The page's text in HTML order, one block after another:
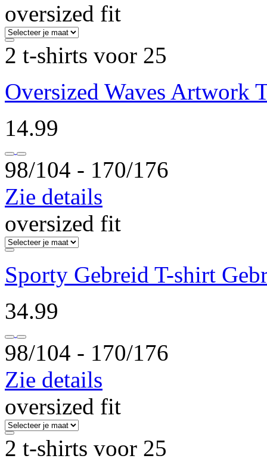
oversized fit
2 t-shirts voor 25
Oversized Waves Artwork
14.99
98/104 ‐ 170/176
Zie details
oversized fit
Sporty Gebreid T-shirt
34.99
98/104 ‐ 170/176
Zie details
oversized fit
2 t-shirts voor 25